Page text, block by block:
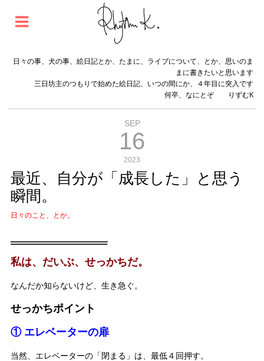
日々の事、犬の事、絵日記とか、たまに、ライブについて、とか、思いのま
まに書きたいと思います
三日坊主のつもりで始めた絵日記、いつの間にか、４年目に突入です
何卒、なにとぞ りずむK
SEP
16
2023
最近、自分が「成長した」と思う
瞬間。
日々のこと、とか。
私は、だいぶ、せっかちだ。
なんだか知らないけど、生き急ぐ。
せっかちポイント
① エレベーターの扉
当然、エレベーターの「閉まる」は、最低４回押す。